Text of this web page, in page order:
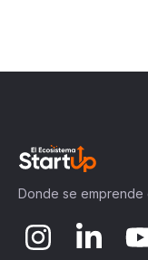
Donde se emprende